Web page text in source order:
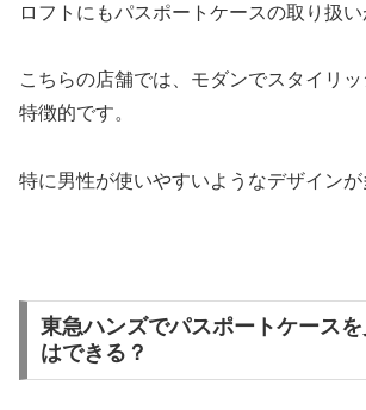
ロフトにもパスポートケースの取り扱い
こちらの店舗では、モダンでスタイリ
特徴的です。
特に男性が使いやすいようなデザインが
東急ハンズでパスポートケース
はできる？